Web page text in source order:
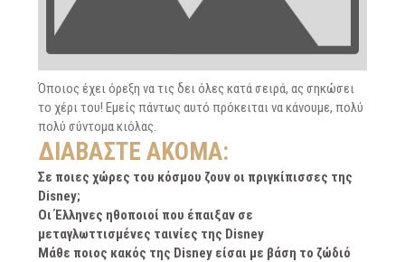
Όποιος έχει όρεξη να τις δει όλες κατά σειρά, ας σηκώσει
το χέρι του! Εμείς πάντως αυτό πρόκειται να κάνουμε, πολύ
πολύ σύντομα κιόλας.
ΔΙΑΒΆΣΤΕ ΑΚΌΜΑ:
Σε ποιες χώρες του κόσμου ζουν οι πριγκίπισσες της
Disney;
Οι Έλληνες ηθοποιοί που έπαιξαν σε
μεταγλωττισμένες ταινίες της Disney
Μάθε ποιος κακός της Disney είσαι με βάση το ζώδιό